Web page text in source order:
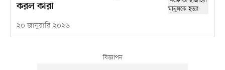
করল কারা
২০ জানুয়ারি ২০২৬